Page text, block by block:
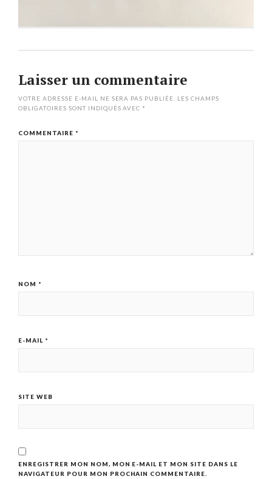
Laisser un commentaire
VOTRE ADRESSE E-MAIL NE SERA PAS PUBLIÉE.
LES CHAMPS
OBLIGATOIRES SONT INDIQUÉS AVEC *
COMMENTAIRE *
NOM *
E-MAIL *
SITE WEB
ENREGISTRER MON NOM, MON E-MAIL ET MON SITE DANS LE
NAVIGATEUR POUR MON PROCHAIN COMMENTAIRE.